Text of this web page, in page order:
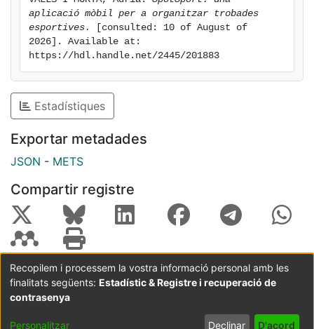
aplicació mòbil per a organitzar trobades
esportives.
[consulted: 10 of August of
2026]. Available at:
https://hdl.handle.net/2445/201883
Estadístiques
Exportar metadades
JSON - METS
Compartir registre
Coordinació:CRAI UB Avís legal
Metadades
subjectes a:
Configuració
Recopilem i processem la vostra informació personal amb les
finalitats següents: Estadístic & Registre i recuperació de
contrasenya
Personalitzar Declinar D'acord